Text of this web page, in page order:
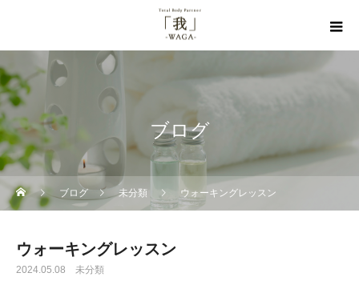
ブログ
ブログ 未分類 ウォーキングレッスン
ウォーキングレッスン
2024.05.08 未分類